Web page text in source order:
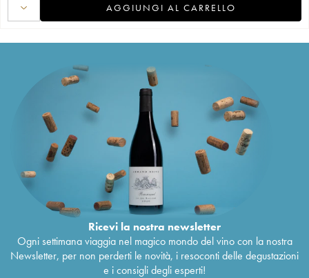
AGGIUNGI AL CARRELLO
Ricevi la nostra newsletter
Ogni settimana viaggia nel magico mondo del vino con la nostra
Newsletter, per non perderti le novità, i resoconti delle degustazioni
e i consigli degli esperti!